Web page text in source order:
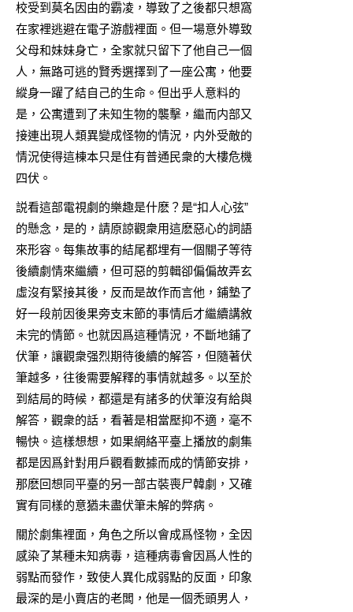
校受到莫名因由的霸凌，導致了之後都只想窩
在家裡逃避在電子游戲裡面。但一場意外導致
父母和妹妹身亡，全家就只留下了他自己一個
人，無路可逃的賢秀選擇到了一座公寓，他要
縱身一躍了結自己的生命。但出乎人意料的
是，公寓遭到了未知生物的襲擊，繼而内部又
接連出現人類異變成怪物的情況，内外受敵的
情況使得這棟本只是住有普通民衆的大樓危機
四伏。
説看這部電視劇的樂趣是什麽？是“扣人心弦”
的懸念，是的，請原諒觀衆用這麽惡心的詞語
來形容。每集故事的結尾都埋有一個關子等待
後續劇情來繼續，但可惡的剪輯卻偏偏故弄玄
虛沒有緊接其後，反而是故作而言他，鋪墊了
好一段前因後果旁支末節的事情后才繼續講敘
未完的情節。也就因爲這種情況，不斷地鋪了
伏筆，讓觀衆强烈期待後續的解答，但隨著伏
筆越多，往後需要解釋的事情就越多。以至於
到結局的時候，都還是有諸多的伏筆沒有給與
解答，觀衆的話，看著是相當壓抑不適，毫不
暢快。這樣想想，如果網絡平臺上播放的劇集
都是因爲針對用戶觀看數據而成的情節安排，
那麽回想同平臺的另一部古裝喪尸韓劇，又確
實有同樣的意猶未盡伏筆未解的弊病。
關於劇集裡面，角色之所以會成爲怪物，全因
感染了某種未知病毒，這種病毒會因爲人性的
弱點而發作，致使人異化成弱點的反面，印象
最深的是小賣店的老闆，他是一個禿頭男人，